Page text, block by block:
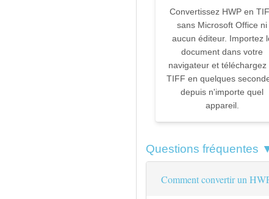
Convertissez HWP en
sans Microsoft Office ni
aucun éditeur. Importez
document dans votre
navigateur et téléchargez
TIFF en quelques
depuis n'importe quel
appareil.
Questions fréquentes
Comment convertir un